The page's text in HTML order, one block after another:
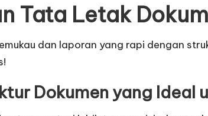
Tata Letak
dan laporan yang rapi dengan
Dokumen yang Ideal